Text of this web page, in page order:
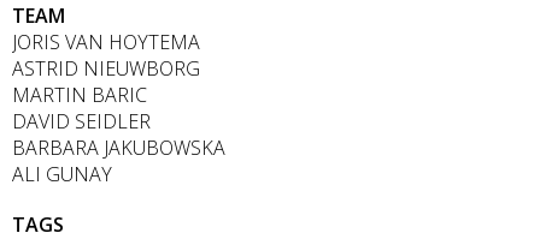
TEAM
JORIS VAN HOYTEMA
ASTRID NIEUWBORG
MARTIN BARIC
DAVID SEIDLER
BARBARA JAKUBOWSKA
ALI GUNAY
TAGS